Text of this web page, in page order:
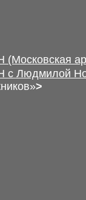
(Московская
с Людмилой
>